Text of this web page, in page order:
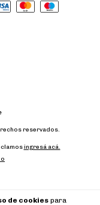
de cookiespara
reservados.
ingresá acá.